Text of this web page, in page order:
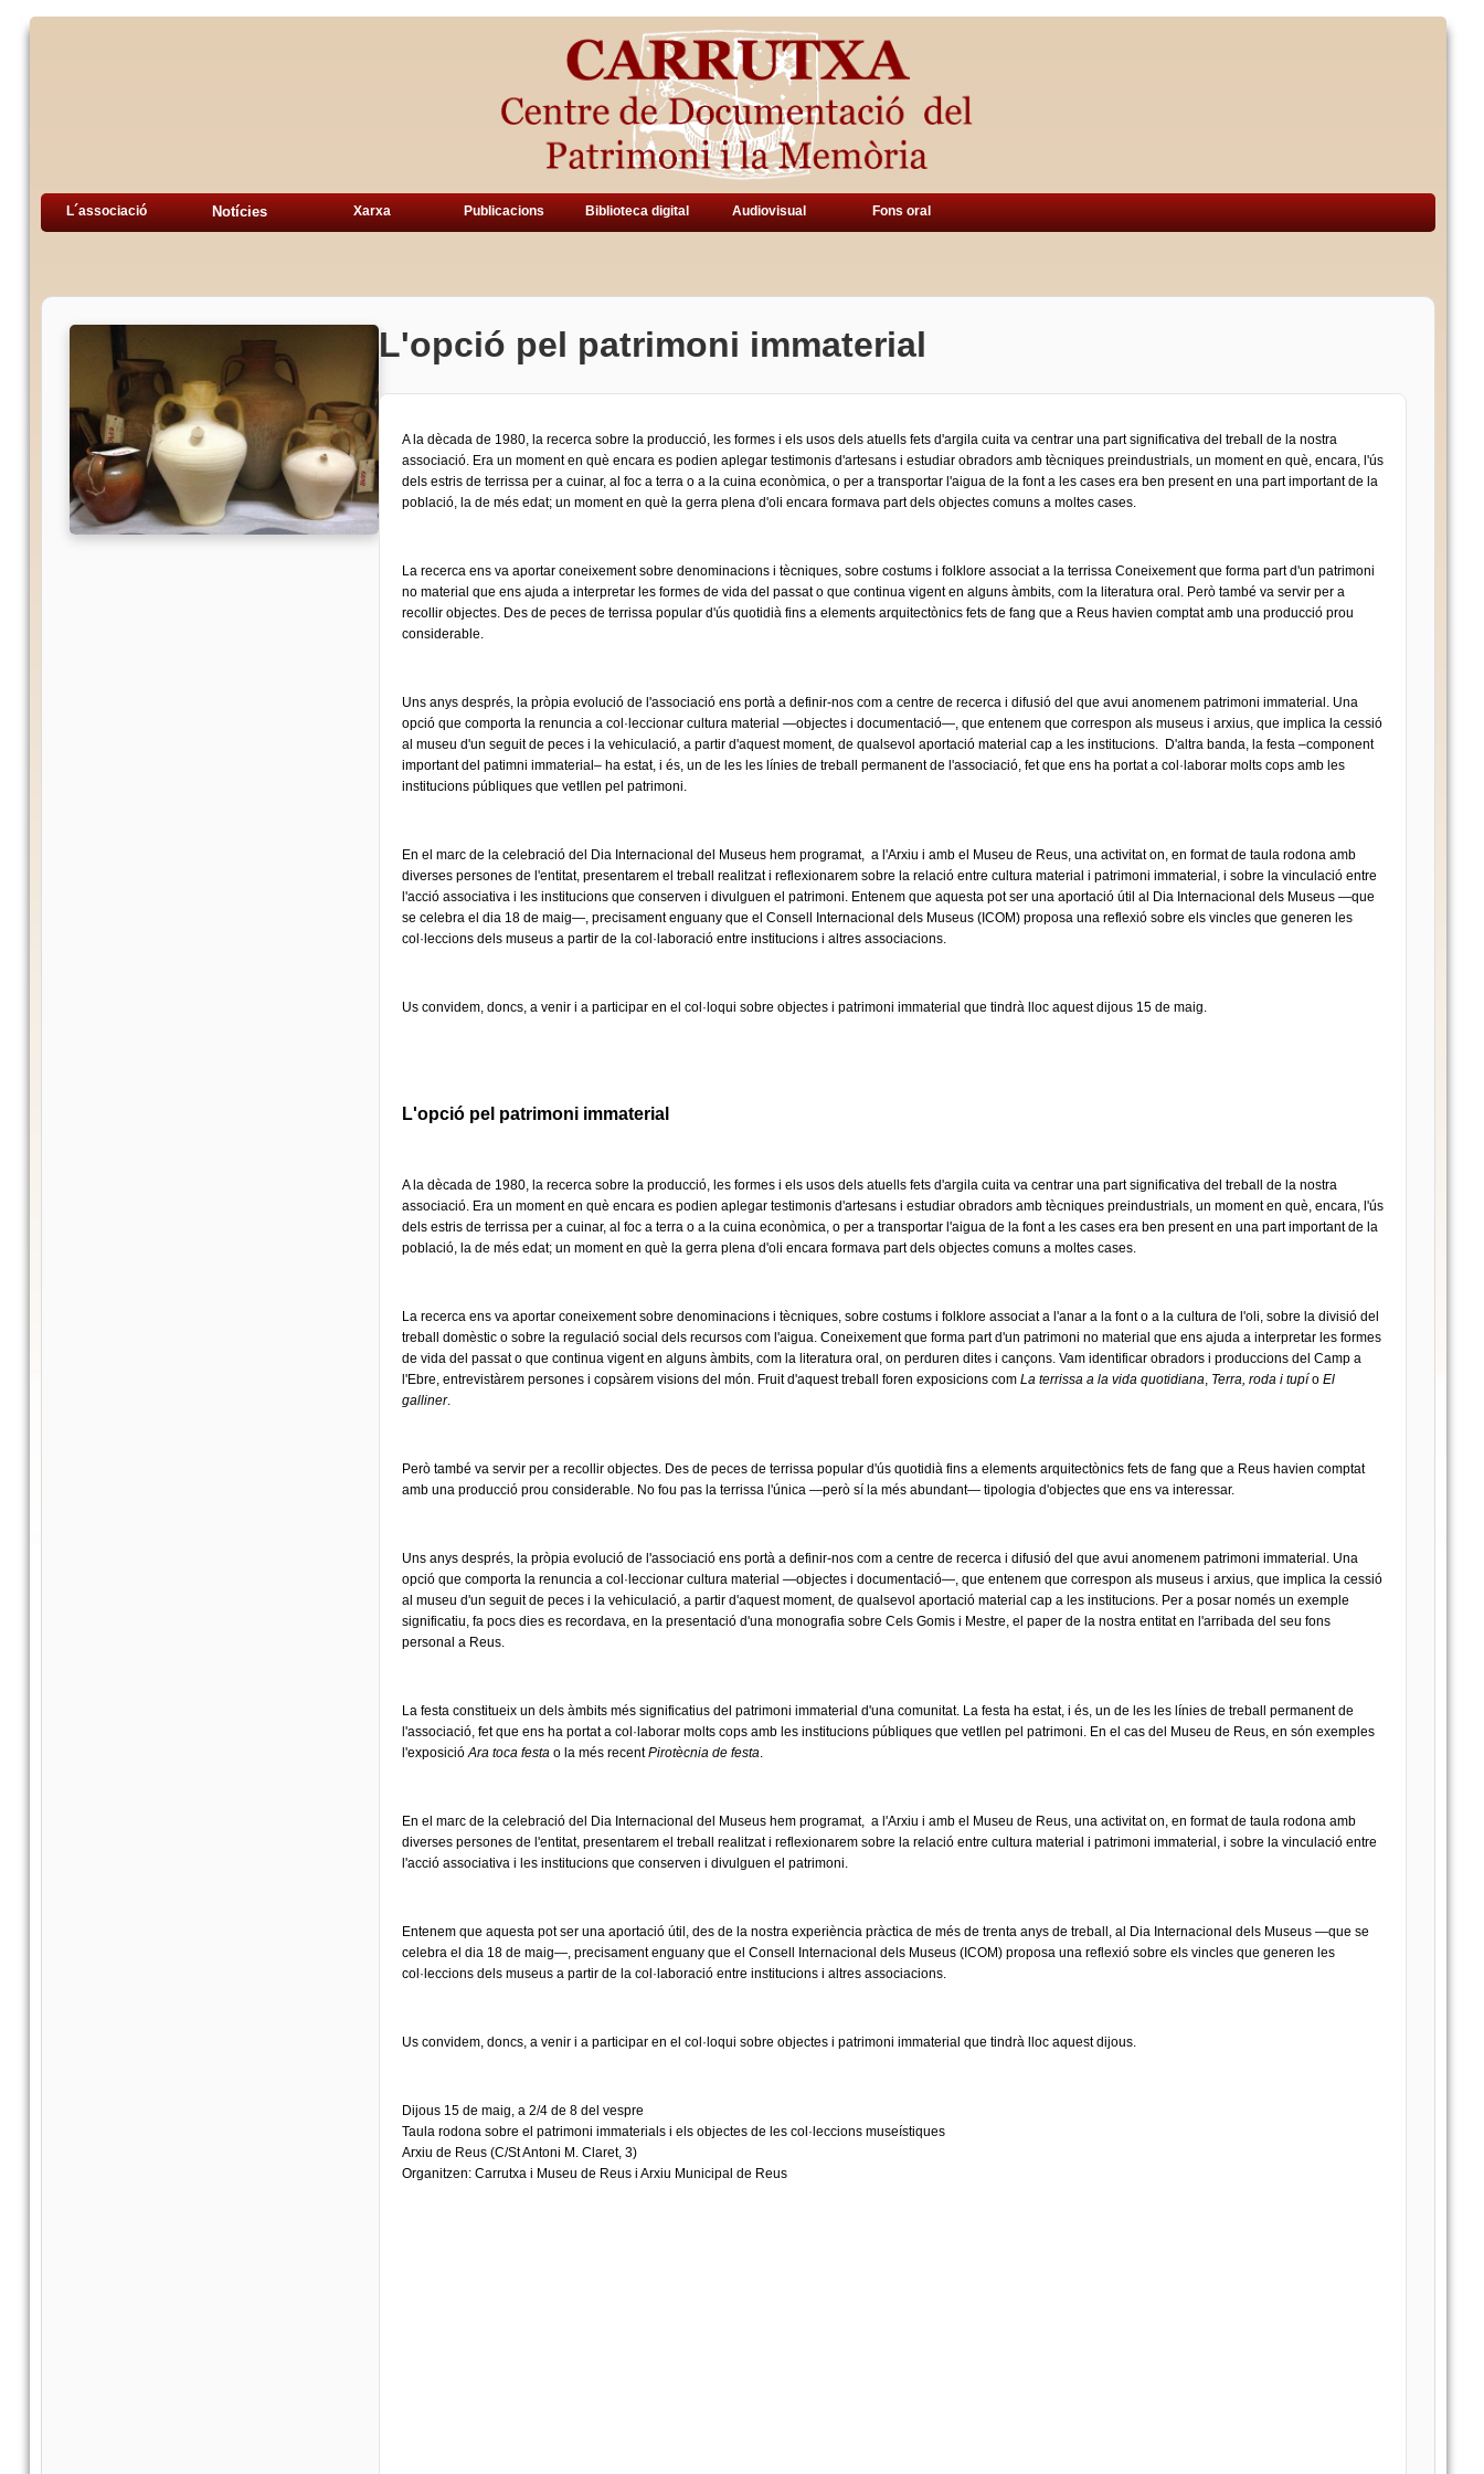
L´associació Notícies Xarxa Publicacions Biblioteca digital Audiovisual Fons oral
L'opció pel patrimoni immaterial
A la dècada de 1980, la recerca sobre la producció, les formes i els usos dels atuells fets d'argila cuita va centrar una part significativa del treball de la nostra
associació. Era un moment en què encara es podien aplegar testimonis d'artesans i estudiar obradors amb tècniques preindustrials, un moment en què, encara, l'ús
dels estris de terrissa per a cuinar, al foc a terra o a la cuina econòmica, o per a transportar l'aigua de la font a les cases era ben present en una part important de la
població, la de més edat; un moment en què la gerra plena d'oli encara formava part dels objectes comuns a moltes cases.
La recerca ens va aportar coneixement sobre denominacions i tècniques, sobre costums i folklore associat a la terrissa Coneixement que forma part d'un patrimoni
no material que ens ajuda a interpretar les formes de vida del passat o que continua vigent en alguns àmbits, com la literatura oral. Però també va servir per a
recollir objectes. Des de peces de terrissa popular d'ús quotidià fins a elements arquitectònics fets de fang que a Reus havien comptat amb una producció prou
considerable.
Uns anys després, la pròpia evolució de l'associació ens portà a definir-nos com a centre de recerca i difusió del que avui anomenem patrimoni immaterial. Una
opció que comporta la renuncia a col·leccionar cultura material —objectes i documentació—, que entenem que correspon als museus i arxius, que implica la cessió
al museu d'un seguit de peces i la vehiculació, a partir d'aquest moment, de qualsevol aportació material cap a les institucions. D'altra banda, la festa –component
important del patimni immaterial– ha estat, i és, un de les les línies de treball permanent de l'associació, fet que ens ha portat a col·laborar molts cops amb les
institucions públiques que vetllen pel patrimoni.
En el marc de la celebració del Dia Internacional del Museus hem programat, a l'Arxiu i amb el Museu de Reus, una activitat on, en format de taula rodona amb
diverses persones de l'entitat, presentarem el treball realitzat i reflexionarem sobre la relació entre cultura material i patrimoni immaterial, i sobre la vinculació entre
l'acció associativa i les institucions que conserven i divulguen el patrimoni. Entenem que aquesta pot ser una aportació útil al Dia Internacional dels Museus —que
se celebra el dia 18 de maig—, precisament enguany que el Consell Internacional dels Museus (ICOM) proposa una reflexió sobre els vincles que generen les
col·leccions dels museus a partir de la col·laboració entre institucions i altres associacions.
Us convidem, doncs, a venir i a participar en el col·loqui sobre objectes i patrimoni immaterial que tindrà lloc aquest dijous 15 de maig.
L'opció pel patrimoni immaterial
A la dècada de 1980, la recerca sobre la producció, les formes i els usos dels atuells fets d'argila cuita va centrar una part significativa del treball de la nostra
associació. Era un moment en què encara es podien aplegar testimonis d'artesans i estudiar obradors amb tècniques preindustrials, un moment en què, encara, l'ús
dels estris de terrissa per a cuinar, al foc a terra o a la cuina econòmica, o per a transportar l'aigua de la font a les cases era ben present en una part important de la
població, la de més edat; un moment en què la gerra plena d'oli encara formava part dels objectes comuns a moltes cases.
La recerca ens va aportar coneixement sobre denominacions i tècniques, sobre costums i folklore associat a l'anar a la font o a la cultura de l'oli, sobre la divisió del
treball domèstic o sobre la regulació social dels recursos com l'aigua. Coneixement que forma part d'un patrimoni no material que ens ajuda a interpretar les formes
de vida del passat o que continua vigent en alguns àmbits, com la literatura oral, on perduren dites i cançons. Vam identificar obradors i produccions del Camp a
l'Ebre, entrevistàrem persones i copsàrem visions del món. Fruit d'aquest treball foren exposicions com La terrissa a la vida quotidiana, Terra, roda i tupío El
galliner.
Però també va servir per a recollir objectes. Des de peces de terrissa popular d'ús quotidià fins a elements arquitectònics fets de fang que a Reus havien comptat
amb una producció prou considerable. No fou pas la terrissa l'única —però sí la més abundant— tipologia d'objectes que ens va interessar.
Uns anys després, la pròpia evolució de l'associació ens portà a definir-nos com a centre de recerca i difusió del que avui anomenem patrimoni immaterial. Una
opció que comporta la renuncia a col·leccionar cultura material —objectes i documentació—, que entenem que correspon als museus i arxius, que implica la cessió
al museu d'un seguit de peces i la vehiculació, a partir d'aquest moment, de qualsevol aportació material cap a les institucions. Per a posar només un exemple
significatiu, fa pocs dies es recordava, en la presentació d'una monografia sobre Cels Gomis i Mestre, el paper de la nostra entitat en l'arribada del seu fons
personal a Reus.
La festa constitueix un dels àmbits més significatius del patrimoni immaterial d'una comunitat. La festa ha estat, i és, un de les les línies de treball permanent de
l'associació, fet que ens ha portat a col·laborar molts cops amb les institucions públiques que vetllen pel patrimoni. En el cas del Museu de Reus, en són exemples
l'exposicióAra toca festao la més recentPirotècnia de festa.
En el marc de la celebració del Dia Internacional del Museus hem programat, a l'Arxiu i amb el Museu de Reus, una activitat on, en format de taula rodona amb
diverses persones de l'entitat, presentarem el treball realitzat i reflexionarem sobre la relació entre cultura material i patrimoni immaterial, i sobre la vinculació entre
l'acció associativa i les institucions que conserven i divulguen el patrimoni.
Entenem que aquesta pot ser una aportació útil, des de la nostra experiència pràctica de més de trenta anys de treball, al Dia Internacional dels Museus —que se
celebra el dia 18 de maig—, precisament enguany que el Consell Internacional dels Museus (ICOM) proposa una reflexió sobre els vincles que generen les
col·leccions dels museus a partir de la col·laboració entre institucions i altres associacions.
Us convidem, doncs, a venir i a participar en el col·loqui sobre objectes i patrimoni immaterial que tindrà lloc aquest dijous.
Dijous 15 de maig, a 2/4 de 8 del vespre
Taula rodona sobre el patrimoni immaterials i els objectes de les col·leccions museístiques
Arxiu de Reus (C/St Antoni M. Claret, 3)
Organitzen: Carrutxa i Museu de Reus i Arxiu Municipal de Reus